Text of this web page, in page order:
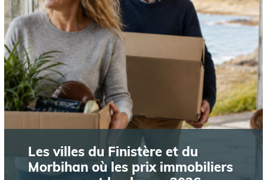
Les villes du Finistère et du
Morbihan où les prix immobiliers